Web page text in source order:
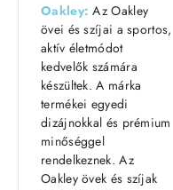
Oakley: Az Oakley
övei és szíjai a sportos,
aktív életmódot
kedvelők számára
készültek. A márka
termékei egyedi
dizájnokkal és prémium
minőséggel
rendelkeznek. Az
Oakley övek és szíjak